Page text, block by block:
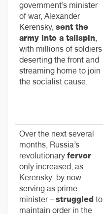
government’s minister
of war, Alexander
Kerensky, sent the
army into a tailspin,
with millions of soldiers
deserting the front and
streaming home to join
the socialist cause.
Over the next several
months, Russia’s
revolutionary fervor
only increased, as
Kerensky–by now
serving as prime
minister – struggled to
maintain order in the